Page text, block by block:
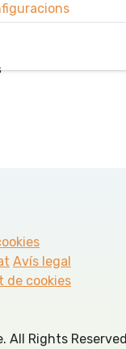
Avís legal
de cookies
All Rights Reserved